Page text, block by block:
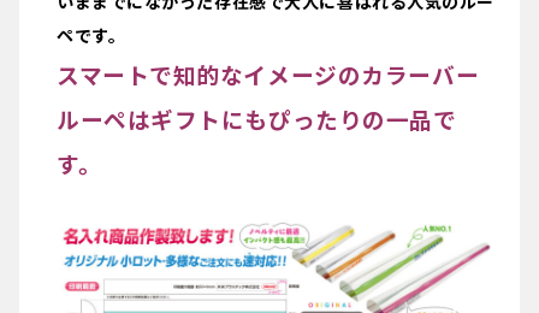
ペです。
スマートで知的なイメージのカラーバー
ルーペはギフトにもぴったりの一品で
す。